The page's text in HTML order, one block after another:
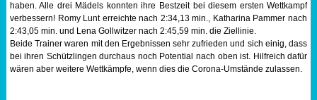
haben. Alle drei Mädels konnten ihre Bestzeit bei diesem ersten Wettkampf
verbessern! Romy Lunt erreichte nach 2:34,13 min., Katharina Pammer nach
2:43,05 min. und Lena Gollwitzer nach 2:45,59 min. die Ziellinie.
Beide Trainer waren mit den Ergebnissen sehr zufrieden und sich einig, dass
bei ihren Schützlingen durchaus noch Potential nach oben ist. Hilfreich dafür
wären aber weitere Wettkämpfe, wenn dies die Corona-Umstände zulassen.